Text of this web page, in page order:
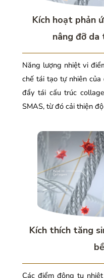
Kích hoạt phản
nâng đỡ
Năng lượng nhiệt vi
chế tái tạo tự nhiên
đẩy tái cấu trúc
SMAS, từ đó cải thiện
Kích thích tăng
Các điểm đông tụ